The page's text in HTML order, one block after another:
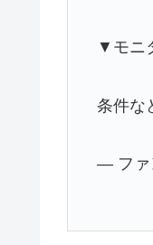
▼モニ
条件な
— ファ